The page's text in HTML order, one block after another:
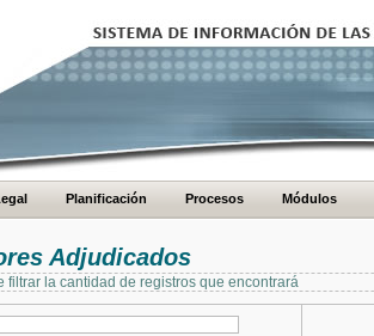
Planificación Procesos Módulos
Adjudicados
filtrar la cantidad de registros que encontrará